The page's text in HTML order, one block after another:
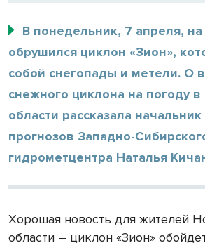
В понедельник, 7 апреля,
обрушился циклон «Зион»,
собой снегопады и метели. О
снежного циклона на погоду
области рассказала
прогнозов Западно-
гидрометцентра Наталья
Хорошая новость для жителей
области – циклон «Зион»